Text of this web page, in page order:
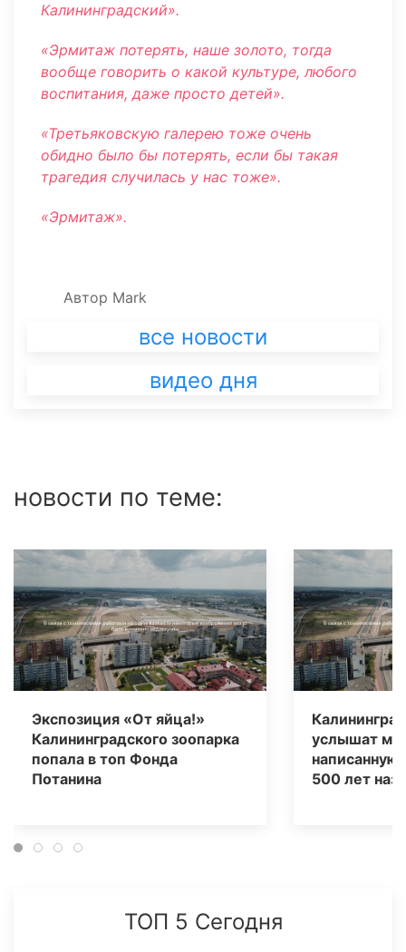
Калининградский».
«Эрмитаж потерять, наше золото, тогда
вообще говорить о какой культуре, любого
воспитания, даже просто детей».
«Третьяковскую галерею тоже очень
обидно было бы потерять, если бы такая
трагедия случилась у нас тоже».
«Эрмитаж».
Автор Mark
все новости
видео дня
новости по теме:
Экспозиция «От яйца!»
Калининградского зоопарка
попала в топ Фонда
Потанина
услышат
написанную
500 лет
ТОП 5 Сегодня